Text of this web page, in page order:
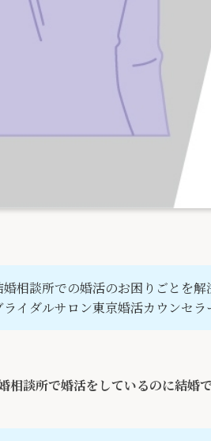
婚相談所での婚活のお困りごとを解
ライダルサロン東京婚活カウンセラ
相談所で婚活をしているのに結婚